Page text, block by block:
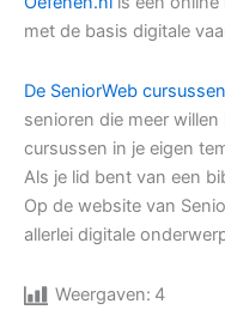
met de basis digitale
De SeniorWeb cursussen
senioren die meer
cursussen in je eigen
Als je lid bent van een
Op de website van
allerlei digitale
Weergaven: 4